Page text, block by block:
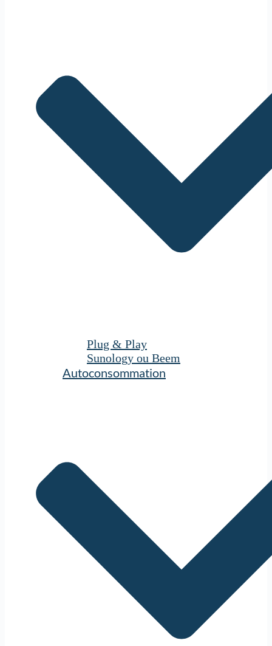
Plug & Play
Sunology ou Beem
Autoconsommation